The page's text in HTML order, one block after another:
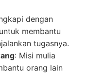
dengan
membantu
tugasnya.
: Misi mulia
orang lain